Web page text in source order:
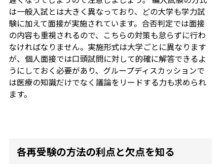
は一般入試とは大きく異なっており、どの大学も学力試
験に加えて面接が実施されています。合否判定では面接
の内容も重視されるので、こちらの対策も怠らずに行わ
なければなりません。実施形式は大学ごとに異なります
が、個人面接では口頭試問に対して的確に解答できるよ
うにしておく必要があり、グループディスカッションで
は医療の知識だけでなく議論をリードする力も求められ
ます。
各再受験の方法の利点と欠点を知る